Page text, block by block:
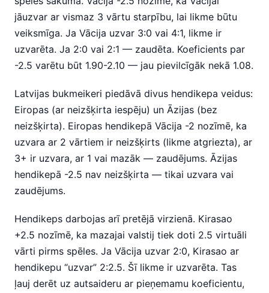
jāuzvar ar vismaz 3 vārtu starpību, lai likme būtu
veiksmīga. Ja Vācija uzvar 3:0 vai 4:1, likme ir
uzvarēta. Ja 2:0 vai 2:1 — zaudēta. Koeficients par
-2.5 varētu būt 1.90-2.10 — jau pievilcīgāk nekā 1.08.
Latvijas bukmeikeri piedāvā divus hendikepa veidus:
Eiropas (ar neizšķirta iespēju) un Āzijas (bez
neizšķirta). Eiropas hendikepā Vācija -2 nozīmē, ka
uzvara ar 2 vārtiem ir neizšķirts (likme atgriezta), ar
3+ ir uzvara, ar 1 vai mazāk — zaudējums. Āzijas
hendikepā -2.5 nav neizšķirta — tikai uzvara vai
zaudējums.
Hendikeps darbojas arī pretējā virzienā. Kirasao
+2.5 nozīmē, ka mazajai valstij tiek doti 2.5 virtuāli
vārti pirms spēles. Ja Vācija uzvar 2:0, Kirasao ar
hendikepu “uzvar” 2:2.5. Šī likme ir uzvarēta. Tas
ļauj derēt uz autsaideru ar pieņemamu koeficientu,